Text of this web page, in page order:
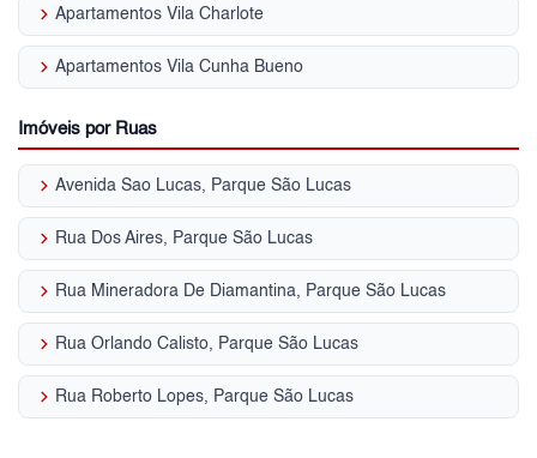
keyboard_arrow_right Apartamentos Vila Charlote
keyboard_arrow_right Apartamentos Vila Cunha Bueno
Imóveis por Ruas
keyboard_arrow_right Avenida Sao Lucas, Parque São Lucas
keyboard_arrow_right Rua Dos Aires, Parque São Lucas
keyboard_arrow_right Rua Mineradora De Diamantina, Parque São Lucas
keyboard_arrow_right Rua Orlando Calisto, Parque São Lucas
keyboard_arrow_right Rua Roberto Lopes, Parque São Lucas